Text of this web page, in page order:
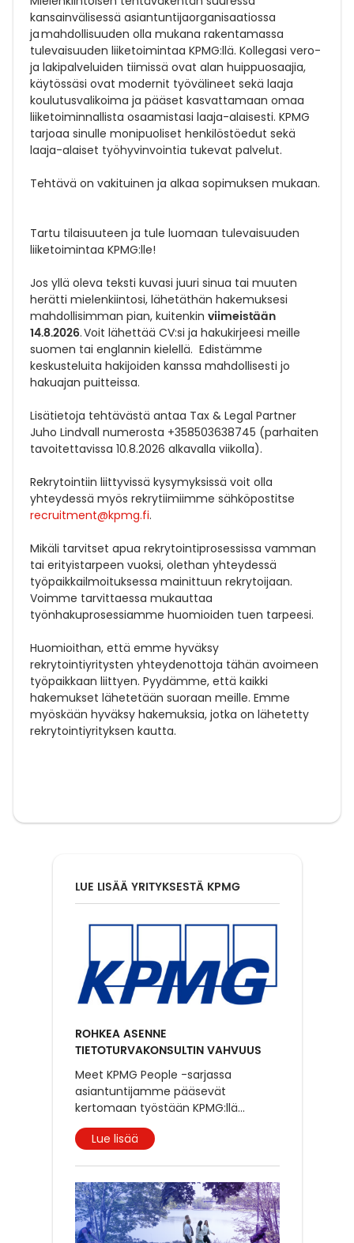
kansainvälisessä asiantuntijaorganisaatiossa
ja mahdollisuuden olla mukana rakentamassa
tulevaisuuden liiketoimintaa KPMG:llä. Kollegasi vero-
ja lakipalveluiden tiimissä ovat alan huippuosaajia,
käytössäsi ovat modernit työvälineet sekä laaja
koulutusvalikoima ja pääset kasvattamaan omaa
liiketoiminnallista osaamistasi laaja-alaisesti. KPMG
tarjoaa sinulle monipuoliset henkilöstöedut sekä
laaja-alaiset työhyvinvointia tukevat palvelut.
Tehtävä on vakituinen ja alkaa sopimuksen mukaan.
Tartu tilaisuuteen ja tule luomaan tulevaisuuden
liiketoimintaa KPMG:lle!
Jos yllä oleva teksti kuvasi juuri sinua tai muuten
herätti mielenkiintosi, lähetäthän hakemuksesi
mahdollisimman pian, kuitenkin viimeistään
14.8.2026. Voit lähettää CV:si ja hakukirjeesi meille
suomen tai englannin kielellä. Edistämme
keskusteluita hakijoiden kanssa mahdollisesti jo
hakuajan puitteissa.
Lisätietoja tehtävästä antaa Tax & Legal Partner
Juho Lindvall numerosta +358503638745 (parhaiten
tavoitettavissa 10.8.2026 alkavalla viikolla).
Rekrytointiin liittyvissä kysymyksissä voit olla
yhteydessä myös rekrytiimiimme sähköpostitse
recruitment@kpmg.fi.
Mikäli tarvitset apua rekrytointiprosessissa vamman
tai erityistarpeen vuoksi, olethan yhteydessä
työpaikkailmoituksessa mainittuun rekrytoijaan.
Voimme tarvittaessa mukauttaa
työnhakuprosessiamme huomioiden tuen tarpeesi.
Huomioithan, että emme hyväksy
rekrytointiyritysten yhteydenottoja tähän avoimeen
työpaikkaan liittyen. Pyydämme, että kaikki
hakemukset lähetetään suoraan meille. Emme
myöskään hyväksy hakemuksia, jotka on lähetetty
rekrytointiyrityksen kautta.
LUE LISÄÄ YRITYKSESTÄ KPMG
ROHKEA ASENNE
TIETOTURVAKONSULTIN VAHVUUS
Meet KPMG People -sarjassa
asiantuntijamme pääsevät
kertomaan työstään KPMG:llä...
Lue lisää